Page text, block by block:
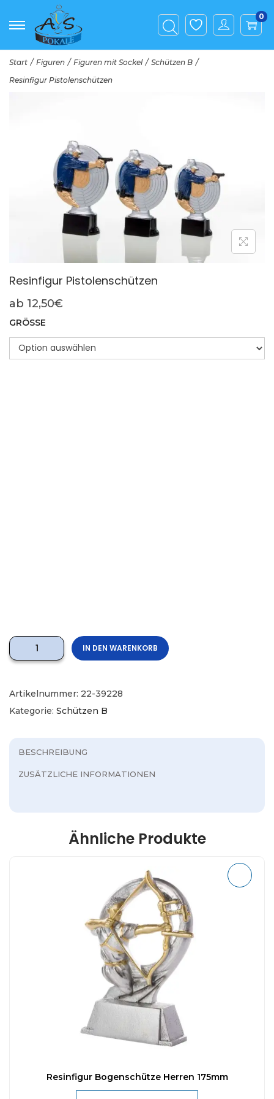
0
Start / Figuren / Figuren mit Sockel / Schützen B /
Resinfigur Pistolenschützen
Resinfigur Pistolenschützen
ab 12,50€
GRÖSSE
IN DEN WARENKORB
Artikelnummer: 22-39228
Kategorie: Schützen B
BESCHREIBUNG
ZUSÄTZLICHE INFORMATIONEN
Ähnliche Produkte
Resinfigur Bogenschütze Herren 175mm